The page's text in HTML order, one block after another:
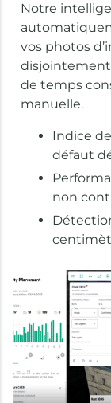
Notre
vos photos
de temps
manuelle.
Indice
défaut
non